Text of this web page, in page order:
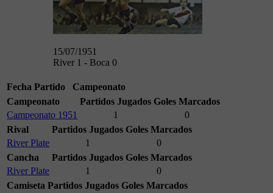
15/07/1951
River 1 - Boca 0
Fecha Partido
Campeonato
Campeonato
Partidos Jugados Goles Marcados
Campeonato 1951
1
0
Rival
Partidos Jugados Goles Marcados
River Plate
1
0
Cancha
Partidos Jugados Goles Marcados
River Plate
1
0
Camiseta Partidos Jugados Goles Marcados